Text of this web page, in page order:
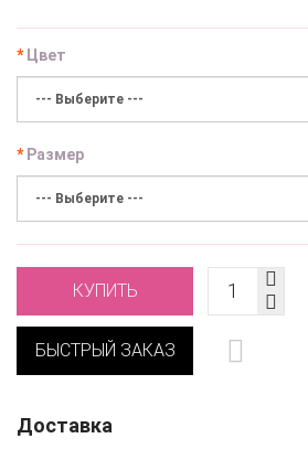
Цвет
Размер
КУПИТЬ
БЫСТРЫЙ ЗАКАЗ
Доставка